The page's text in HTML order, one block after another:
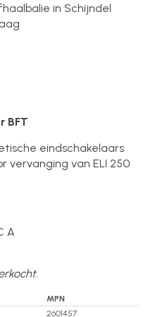
in Schijndel
BFT
eindschakelaars
vervanging van ELI 250
A
MPN
2601457